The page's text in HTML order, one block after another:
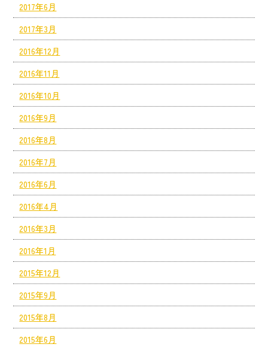
2017年6月
2017年3月
2016年12月
2016年11月
2016年10月
2016年9月
2016年8月
2016年7月
2016年6月
2016年4月
2016年3月
2016年1月
2015年12月
2015年9月
2015年8月
2015年6月